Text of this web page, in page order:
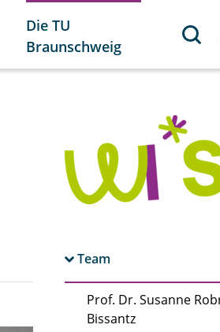
Die TU
Braunschweig
Team
Prof. Dr. Susanne
Bissantz